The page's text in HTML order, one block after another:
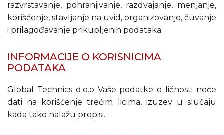
razvrstavanje, pohranjivanje, razdvajanje, menjanje,
korišćenje, stavljanje na uvid, organizovanje, čuvanje
i prilagođavanje prikupljenih podataka.
INFORMACIJE O KORISNICIMA
PODATAKA
Global Technics d.o.o Vaše podatke o ličnosti neće
dati na korišćenje trećim licima, izuzev u slučaju
kada tako nalažu propisi.